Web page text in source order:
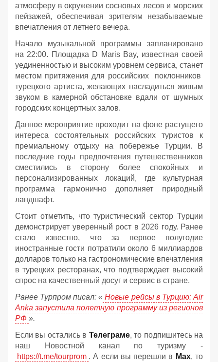
атмосферу в окружении сосновых лесов и морских
пейзажей, обеспечивая зрителям незабываемые
впечатления от летнего вечера.
Начало музыкальной программы запланировано
на 22:00. Площадка D Maris Bay, известная своей
уединенностью и высоким уровнем сервиса, станет
местом притяжения для российских поклонников
турецкого артиста, желающих насладиться живым
звуком в камерной обстановке вдали от шумных
городских концертных залов.
Данное мероприятие проходит на фоне растущего
интереса состоятельных российских туристов к
премиальному отдыху на побережье Турции. В
последние годы предпочтения путешественников
сместились в сторону более спокойных и
персонализированных локаций, где культурная
программа гармонично дополняет природный
ландшафт.
Стоит отметить, что туристический сектор Турции
демонстрирует уверенный рост в 2026 году. Ранее
стало известно, что за первое полугодие
иностранные гости потратили около 6 миллиардов
долларов только на гастрономические впечатления
в турецких ресторанах, что подтверждает высокий
спрос на качественный досуг и сервис в стране.
Ранее Турпром писал: « Новые рейсы в Турцию: Air
Anka запустила полетную программу из регионов
РФ ».
Если вы остались в Телеграме, то подпишитесь на
наш Новостной канал по туризму -
https://t.me/tourprom . А если вы перешли в Мах, то